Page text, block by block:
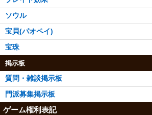
ソウル
宝貝(パオペイ)
宝珠
掲示板
質問・雑談掲示板
門派募集掲示板
ゲーム権利表記